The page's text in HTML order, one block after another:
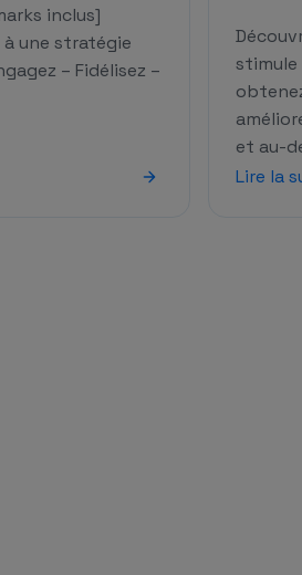
inclus]
à une stratégie
– Fidélisez –
stimule
et au-
Lire la